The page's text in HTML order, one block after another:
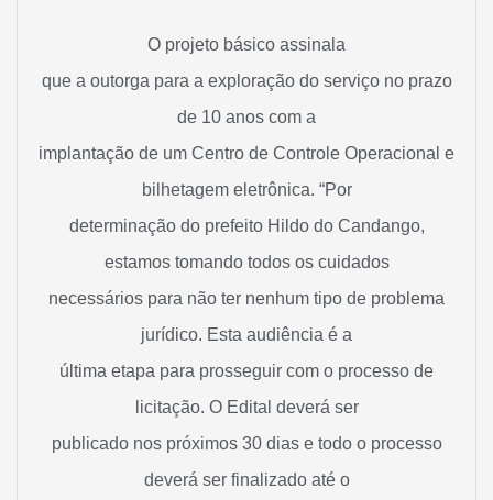
O projeto básico assinala
que a outorga para a exploração do serviço no prazo
de 10 anos com a
implantação de um Centro de Controle Operacional e
bilhetagem eletrônica. “Por
determinação do prefeito Hildo do Candango,
estamos tomando todos os cuidados
necessários para não ter nenhum tipo de problema
jurídico. Esta audiência é a
última etapa para prosseguir com o processo de
licitação. O Edital deverá ser
publicado nos próximos 30 dias e todo o processo
deverá ser finalizado até o